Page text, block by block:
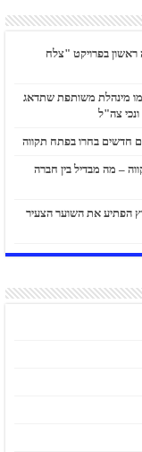
ראשון בפרויקט "צלח
מינהלת משותפת שתדאג
צה"ל
– מה מבדיל בין חברה
הפתיע את השוער הצעיר